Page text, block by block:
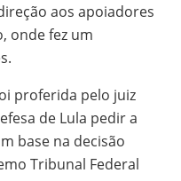
aos apoiadores
onde fez um
proferida pelo juiz
de Lula pedir a
base na decisão
Tribunal Federal